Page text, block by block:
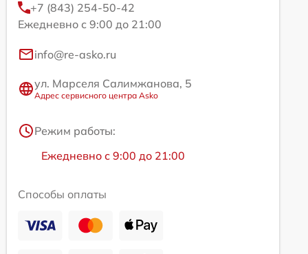
+7 (843) 254-50-42
Ежедневно с 9:00 до 21:00
info@re-asko.ru
ул. Марселя Салимжанова, 5
Адрес сервисного центра Asko
Режим работы:
Ежедневно с 9:00 до 21:00
Способы оплаты